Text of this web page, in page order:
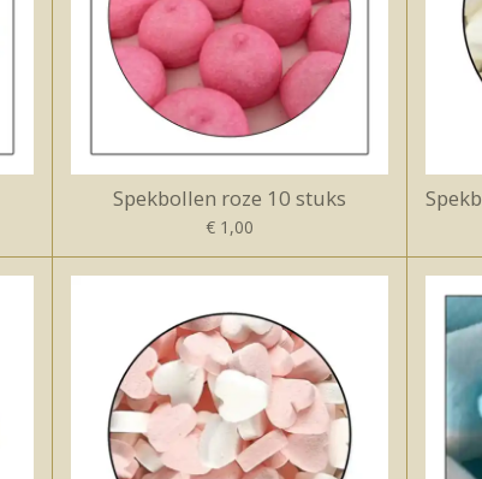
Spekbollen roze 10 stuks
€ 1,00